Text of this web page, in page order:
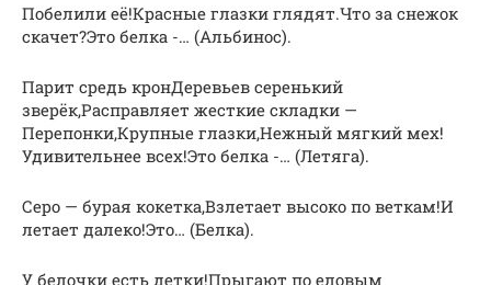
Побелили её!Красные глазки глядят.Что за снежок
скачет?Это белка -… (Альбинос).
Парит средь кронДеревьев серенький
зверёк,Расправляет жесткие складки —
Перепонки,Крупные глазки,Нежный мягкий мех!
Удивительнее всех!Это белка -… (Летяга).
Серо — бурая кокетка,Взлетает высоко по веткам!И
летает далеко!Это… (Белка).
У белочки есть детки!Прыгают по еловым